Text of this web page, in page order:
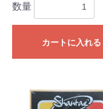
数量
カートに入れる